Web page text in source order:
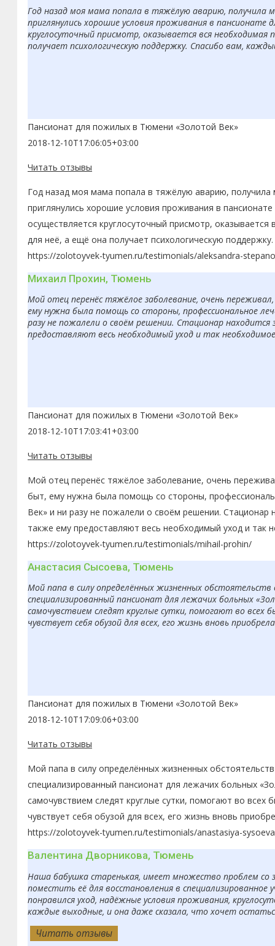
Читать отзывы
Читать отзывы
Год назад моя мама попала в тяжёлую аварию, получила
приглянулись хорошие условия проживания в
круглосуточный присмотр, оказывается вся
получает психологическую поддержку. Спасибо вам,
Читать отзывы
Пансионат для пожилых в Тюмени «Золотой Век»
2018-12-10T17:06:05+03:00
Читать отзывы
Год назад моя мама попала в тяжёлую аварию,
приглянулись хорошие условия проживания в
осуществляется круглосуточный присмотр,
для неё, а ещё она получает психологическую
https://zolotoyvek-tyumen.ru/testimonials/aleksandra-
Михаил Прохин, Тюмень
Мой отец перенёс тяжёлое заболевание, очень
ему нужна была помощь со стороны, профессиональное
разу не пожалели о своём решении. Стационар
предоставляют весь необходимый уход и так
Читать отзывы
Пансионат для пожилых в Тюмени «Золотой Век»
2018-12-10T17:03:41+03:00
Читать отзывы
Мой отец перенёс тяжёлое заболевание, очень
быт, ему нужна была помощь со стороны,
Век» и ни разу не пожалели о своём решении.
также ему предоставляют весь необходимый уход и так
https://zolotoyvek-tyumen.ru/testimonials/mihail-prohin/
Анастасия Сысоева, Тюмень
Мой папа в силу определённых жизненных
специализированный пансионат для лежачих больных
самочувствием следят круглые сутки, помогают во всех
чувствует себя обузой для всех, его жизнь вновь
Читать отзывы
Пансионат для пожилых в Тюмени «Золотой Век»
2018-12-10T17:09:06+03:00
Читать отзывы
Мой папа в силу определённых жизненных
специализированный пансионат для лежачих больных
самочувствием следят круглые сутки, помогают во
чувствует себя обузой для всех, его жизнь вновь
https://zolotoyvek-tyumen.ru/testimonials/anastasiya-
Валентина Дворникова, Тюмень
Наша бабушка старенькая, имеет множество проблем со
поместить её для восстановления в
понравился уход, надёжные условия проживания,
каждые выходные, и она даже сказала, что хочет
Читать отзывы
Читать отзывы
Читать отзывы
Читать отзывы
Читать отзывы